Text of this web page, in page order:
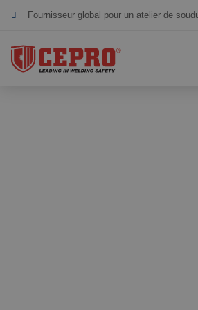
Dévoué & flexible
Produits certifiés